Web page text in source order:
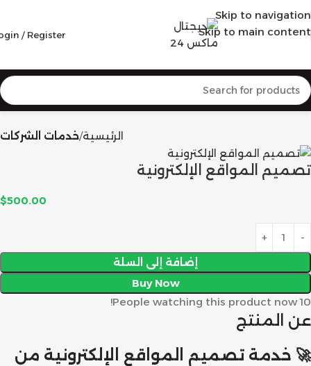
Skip to navigation
Skip to main content
/ Register
الرئيسية خدمات الشركات
تصميم المواقع الإلكترونية
$500.00
إضافة إلى السلة
Buy Now
10
People watching this product now!
عن المنتج
🚀 خدمة تصميم المواقع الإلكترونية من